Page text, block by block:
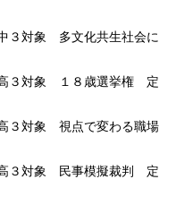
３対象 多文化共生社会に
３対象 １８歳選挙権 定
３対象 視点で変わる職場
３対象 民事模擬裁判 定